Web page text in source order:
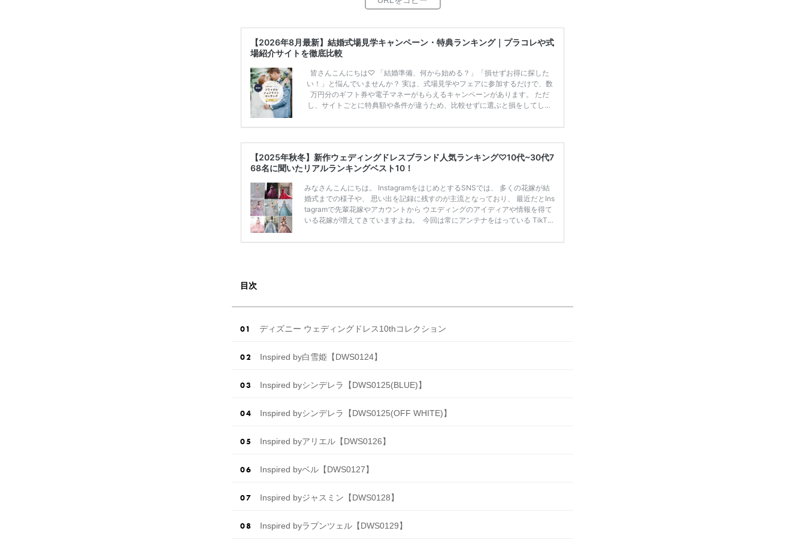
【2026年8月最新】結婚式場見学キャンペーン・特典ランキング｜プラコレや式
場紹介サイトを徹底比較
皆さんこんにちは♡ 「結婚準備、何から始める？」「損せずお得に探した
い！」と悩んでいませんか？ 実は、式場見学やフェアに参加するだけで、数
万円分のギフト券や電子マネーがもらえるキャンペーンがあります。 ただ
し、サイトごとに特典額や条件が違うため、比較せずに選ぶと損をしてしま
ンペーン特典ランキングを公開！ 比較サイト：プラコレ、ゼクシィ、ハナユ
補を絞れる「ウェディング診断」か、体験型 […]続きを読む
【2025年秋冬】新作ウェディングドレスブランド人気ランキング♡10代~30代7
68名に聞いたリアルランキングベスト10！
みなさんこんにちは。 InstagramをはじめとするSNSでは、 多くの花嫁が結
婚式までの様子や、 思い出を記録に残すのが主流となっており、 最近だとIns
tagramで先輩花嫁やアカウントから ウエディングのアイディアや情報を得て
いる花嫁が増えてきていますよね。 ​ 今回は常にアンテナをはっている TikTo
票に参加しました。 こちらの記事では集計結果をリアルなランキングにまと
目次
ディズニー ウェディングドレス10thコレクション
Inspired by白雪姫【DWS0124】
Inspired byシンデレラ【DWS0125(BLUE)】
Inspired byシンデレラ【DWS0125(OFF WHITE)】
Inspired byアリエル【DWS0126】
Inspired byベル【DWS0127】
Inspired byジャスミン【DWS0128】
Inspired byラプンツェル【DWS0129】